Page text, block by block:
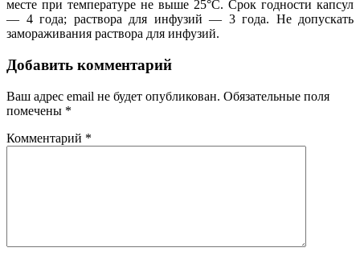
месте при температуре не выше 25°C. Срок годности капсул
— 4 года; раствора для инфузий — 3 года. Не допускать
замораживания раствора для инфузий.
Добавить комментарий
Ваш адрес email не будет опубликован. Обязательные поля
помечены *
Комментарий *